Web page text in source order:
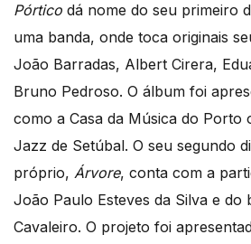
Pórtico dá nome do seu primeiro
uma banda, onde toca originais
João Barradas, Albert Cirera,
Bruno Pedroso. O álbum foi
como a Casa da Música do Porto
Jazz de Setúbal. O seu segundo
próprio, Árvore, conta com a
João Paulo Esteves da Silva e do
Cavaleiro. O projeto foi